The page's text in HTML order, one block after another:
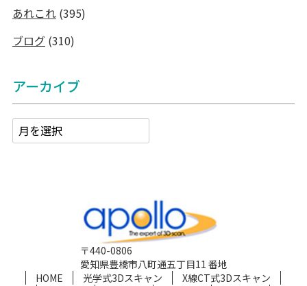
あれこれ(395)
ブログ(310)
アーカイブ
〒440-0806
愛知県豊橋市八町通五丁目11 番地
HOME
光学式3Dスキャン
X線CT式3Dスキャン